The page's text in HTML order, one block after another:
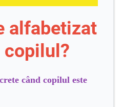
alfabetizat
copilul?
când copilul este